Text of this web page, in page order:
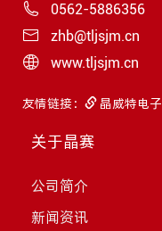
0562-5886356
zhb@tljsjm.cn
www.tljsjm.cn
友情链接： 晶威特电子
关于晶赛
公司简介
新闻资讯